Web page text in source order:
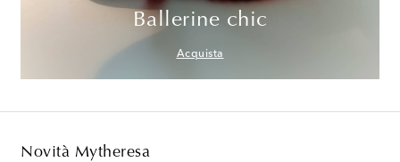
Ballerine chic
Acquista
Novità Mytheresa